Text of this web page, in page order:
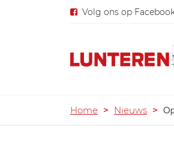
Volg ons op
Home > Nieuws >